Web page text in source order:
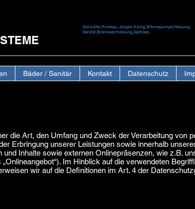
Bäder / Sanitär Kontakt Datenschutz
Schmölln Putzkau, Jürgen König,Wärmepumpe,Heizung,
Sanitär,Brennwertheizung,Sachsen,
die Art, den Umfang und Zweck der Verarbeitung von
Erbringung unserer Leistungen sowie innerhalb
und Inhalte sowie externen Onlinepräsenzen, wie z.B.
Im Hinblick auf die verwendeten
wir auf die Definitionen im Art. 4 der